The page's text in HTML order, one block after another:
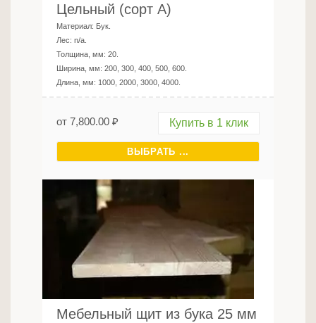
Цельный (сорт А)
Материал: Бук
Лес: n/a
Толщина, мм: 20
Ширина, мм: 200, 300, 400, 500, 600
Длина, мм: 1000, 2000, 3000, 4000
от 7,800.00 ₽ Купить в 1 клик
ВЫБРАТЬ ...
Мебельный щит из бука 25 мм